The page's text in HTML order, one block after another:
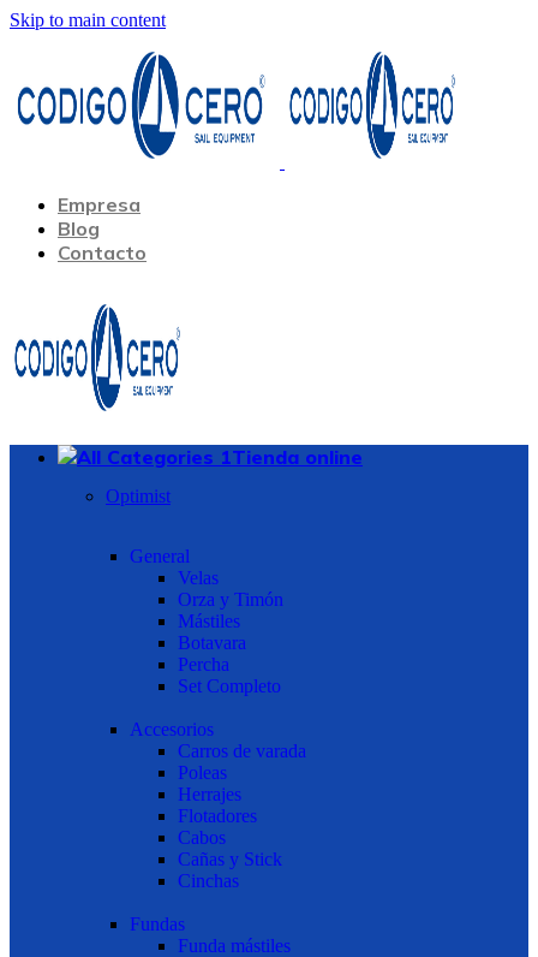
Skip to main content
Empresa
Blog
Contacto
Tienda online
Optimist
General
Velas
Orza y Timón
Mástiles
Botavara
Percha
Set Completo
Accesorios
Carros de varada
Poleas
Herrajes
Flotadores
Cabos
Cañas y Stick
Cinchas
Fundas
Funda mástiles